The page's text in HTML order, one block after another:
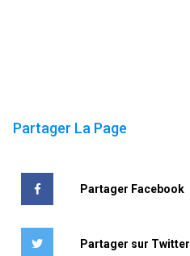
Partager La Page
Partager Facebook
Partager sur Twitter